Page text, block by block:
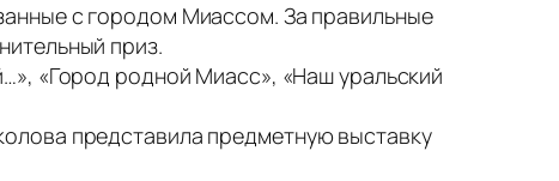
с городом Миассом. За правильные
приз.
«Город родной Миасс», «Наш уральский
представила предметную выставку